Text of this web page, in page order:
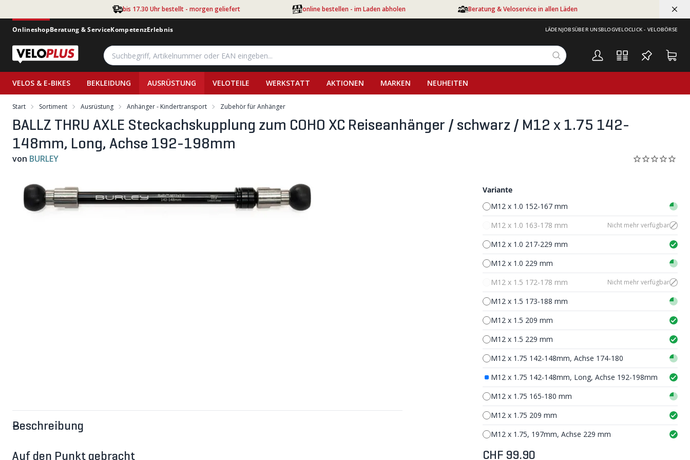
bis 17.30 Uhr bestellt - morgen geliefert online bestellen - im Laden abholen Beratung & Veloservice in allen Läden
OnlineshopBeratung & ServiceKompetenzErlebnis LÄDENJOBSÜBER UNSBLOGVELOCLICK - VELOBÖRSE
VELOS & E-BIKES BEKLEIDUNG AUSRÜSTUNG VELOTEILE WERKSTATT AKTIONEN MARKEN NEUHEITEN
Start Sortiment Ausrüstung Anhänger - Kindertransport Zubehör für Anhänger
BALLZ THRU AXLE Steckachskupplung zum COHO XC Reiseanhänger / schwarz / M12 x 1.75 142-
148mm, Long, Achse 192-198mm
von BURLEY
Beschreibung
Auf den Punkt gebracht
Variante
M12 x 1.0 152-167 mm
M12 x 1.0 163-178 mm
Nicht mehr verfügbar
M12 x 1.0 217-229 mm
M12 x 1.0 229 mm
M12 x 1.5 172-178 mm
Nicht mehr verfügbar
M12 x 1.5 173-188 mm
M12 x 1.5 209 mm
M12 x 1.5 229 mm
M12 x 1.75 142-148mm, Achse 174-180
M12 x 1.75 142-148mm, Long, Achse 192-198mm
M12 x 1.75 165-180 mm
M12 x 1.75 209 mm
M12 x 1.75, 197mm, Achse 229 mm
CHF 99.90